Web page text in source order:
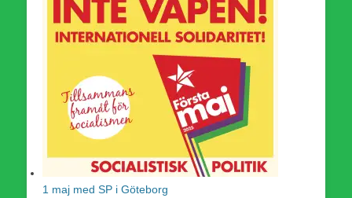
1 maj med SP i Göteborg